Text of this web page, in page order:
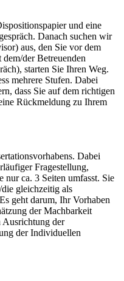
und eine
Danach suchen wir
aus, den Sie vor dem
der Betreuenden
starten Sie Ihren Weg.
mehrere Stufen. Dabei
dass Sie auf dem richtigen
Rückmeldung zu Ihrem
Dabei
Fragestellung,
nur ca. 3 Seiten umfasst. Sie
gleichzeitig als
geht darum, Ihr Vorhaben
der Machbarkeit
Ausrichtung der
der Individuellen